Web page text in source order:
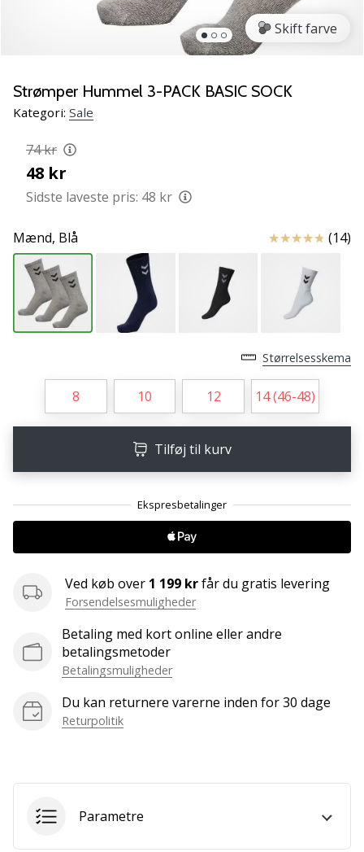
Weplayvolleyball
du
den
hobby
som
os?
Så
os
løbe
sammen.
11. 8. 2022
Weplayvolleyball
program
du
egen
hjemmeside,
administrerer
en
Facebook-
eller
diskussionsforum?
dem
tjene.
Skift farve
Strømper Hummel 3-PACK BASIC SOCK
Kategori: Sale
74 kr
48 kr
Sidste laveste pris: 48 kr
Mænd, Blå Anmeldelser
(14)
Størrelsesskema
8 10 12 14 (46-48)
Tilføj til kurv
Ved køb over 1 199 krfår du gratis levering
Forsendelsesmuligheder
Betaling med kort online eller andre
betalingsmetoder
Betalingsmuligheder
Du kan returnere varerne inden for 30 dage
Returpolitik
Parametre